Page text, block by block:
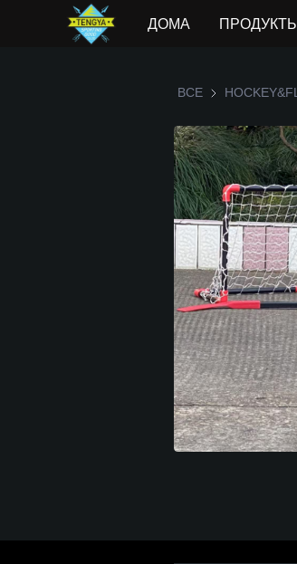
ДОМА ПРОДУКТЫ
ВСЕ